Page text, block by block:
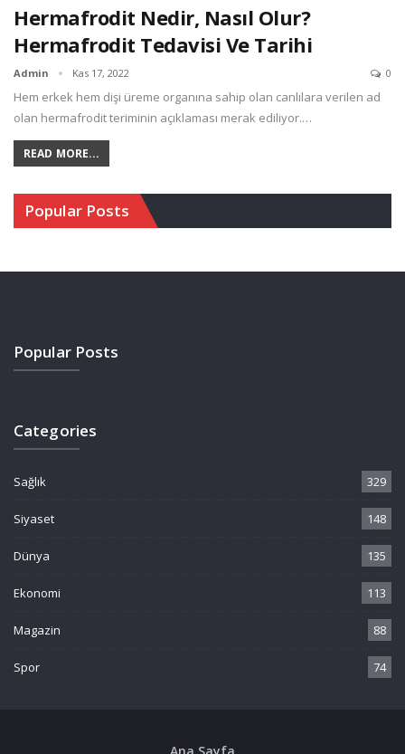
Hermafrodit Nedir, Nasıl Olur?
Hermafrodit Tedavisi Ve Tarihi
Admin Kas 17, 2022 0
Hem erkek hem dişi üreme organına sahip olan canlılara verilen ad
olan hermafrodit teriminin açıklaması merak ediliyor.…
READ MORE...
Popular Posts
Popular Posts
Categories
Sağlık 329
Siyaset 148
Dünya 135
Ekonomi 113
Magazin 88
Spor 74
Ana Sayfa